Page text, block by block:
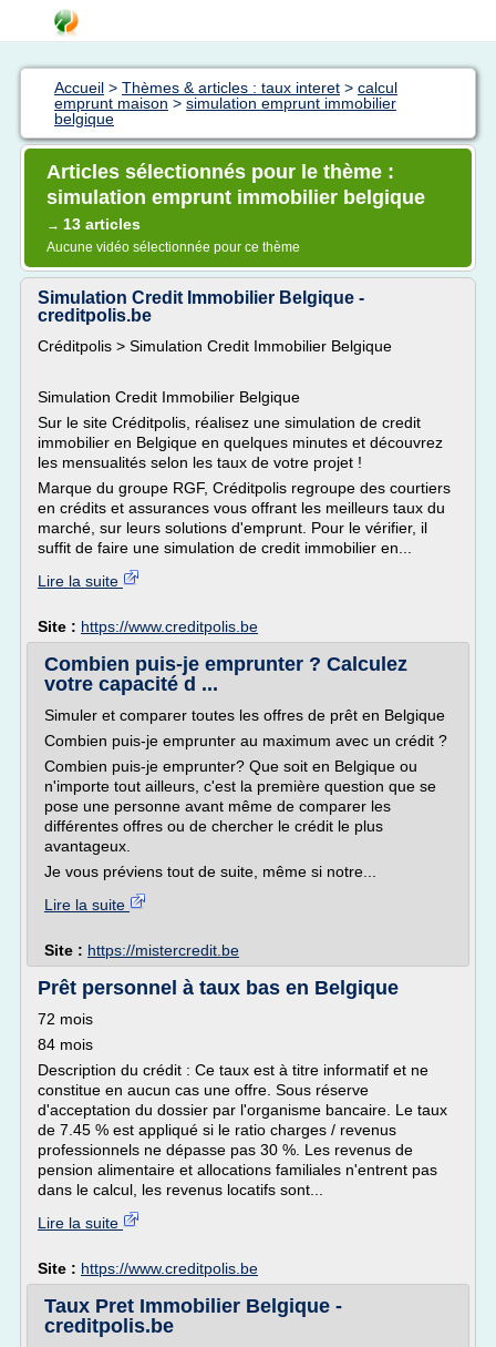
Accueil > Thèmes & articles : taux interet > calcul
emprunt maison > simulation emprunt immobilier
belgique
Articles sélectionnés pour le thème :
simulation emprunt immobilier belgique
→ 13 articles
Aucune vidéo sélectionnée pour ce thème
Simulation Credit Immobilier Belgique -
creditpolis.be
Créditpolis > Simulation Credit Immobilier Belgique
Simulation Credit Immobilier Belgique
Sur le site Créditpolis, réalisez une simulation de credit
immobilier en Belgique en quelques minutes et découvrez
les mensualités selon les taux de votre projet !
Marque du groupe RGF, Créditpolis regroupe des courtiers
en crédits et assurances vous offrant les meilleurs taux du
marché, sur leurs solutions d'emprunt. Pour le vérifier, il
suffit de faire une simulation de credit immobilier en...
Lire la suite
Site : https://www.creditpolis.be
Combien puis-je emprunter ? Calculez
votre capacité d ...
Simuler et comparer toutes les offres de prêt en Belgique
Combien puis-je emprunter au maximum avec un crédit ?
Combien puis-je emprunter? Que soit en Belgique ou
n'importe tout ailleurs, c'est la première question que se
pose une personne avant même de comparer les
différentes offres ou de chercher le crédit le plus
avantageux.
Je vous préviens tout de suite, même si notre...
Lire la suite
Site : https://mistercredit.be
Prêt personnel à taux bas en Belgique
72 mois
84 mois
Description du crédit : Ce taux est à titre informatif et ne
constitue en aucun cas une offre. Sous réserve
d'acceptation du dossier par l'organisme bancaire. Le taux
de 7.45 % est appliqué si le ratio charges / revenus
professionnels ne dépasse pas 30 %. Les revenus de
pension alimentaire et allocations familiales n'entrent pas
dans le calcul, les revenus locatifs sont...
Lire la suite
Site : https://www.creditpolis.be
Taux Pret Immobilier Belgique -
creditpolis.be